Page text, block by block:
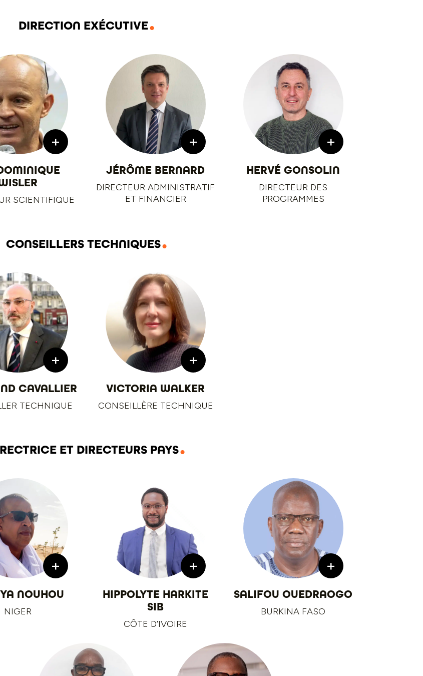
DIRECTION EXÉCUTIVE
+
SCIENTIFIQUE
+
JÉRÔME BERNARD
DIRECTEUR ADMINISTRATIF
ET FINANCIER
+
HERVÉ GONSOLIN
DIRECTEUR DES
PROGRAMMES
CONSEILLERS TECHNIQUES
+
CAVALLIER
TECHNIQUE
+
VICTORIA WALKER
CONSEILLÈRE TECHNIQUE
ET DIRECTEURS PAYS
+
NOUHOU
NIGER
+
HIPPOLYTE HARKITE
SIB
CÔTE D’IVOIRE
+
SALIFOU OUEDRAOGO
BURKINA FASO